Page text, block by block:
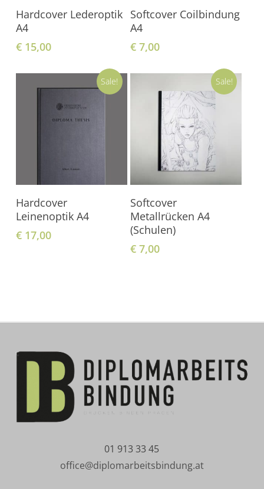
In Den Warenkorb
Hardcover Lederoptik
A4
€15,00
In Den Warenkorb
Softcover Coilbindung
A4
€ 7,00
Sale!
Hardcover
Leinenoptik A4
€17,00
Sale!
Softcover
Metallrücken A4
(Schulen)
€ 7,00
01 913 33 45
office@diplomarbeitsbindung.at